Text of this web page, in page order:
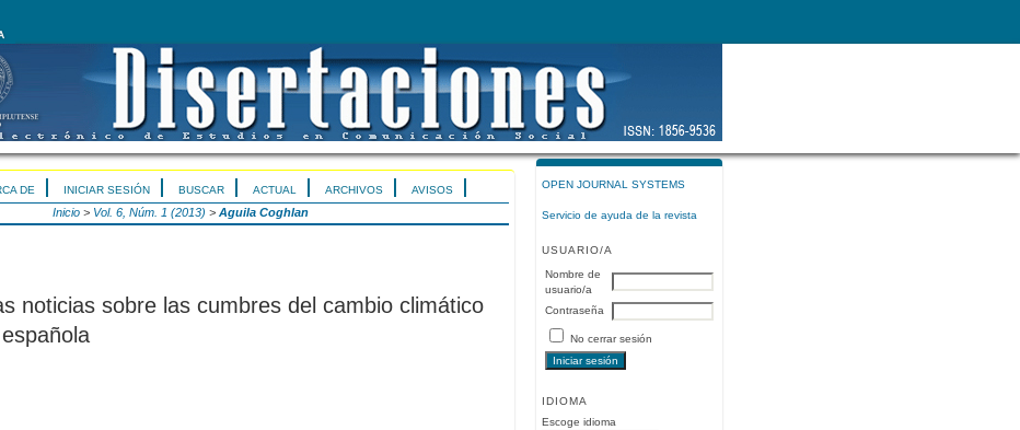
OPEN JOURNAL SYSTEMS
Servicio de ayuda de la revista
USUARIO/A
Nombre de
usuario/a
Contraseña
No cerrar sesión
IDIOMA
Escoge idioma
DE INICIAR SESIÓN BUSCAR ACTUAL ARCHIVOS AVISOS
Inicio > Vol. 6, Núm. 1 (2013) > Aguila Coghlan
noticias sobre las cumbres del cambio climático